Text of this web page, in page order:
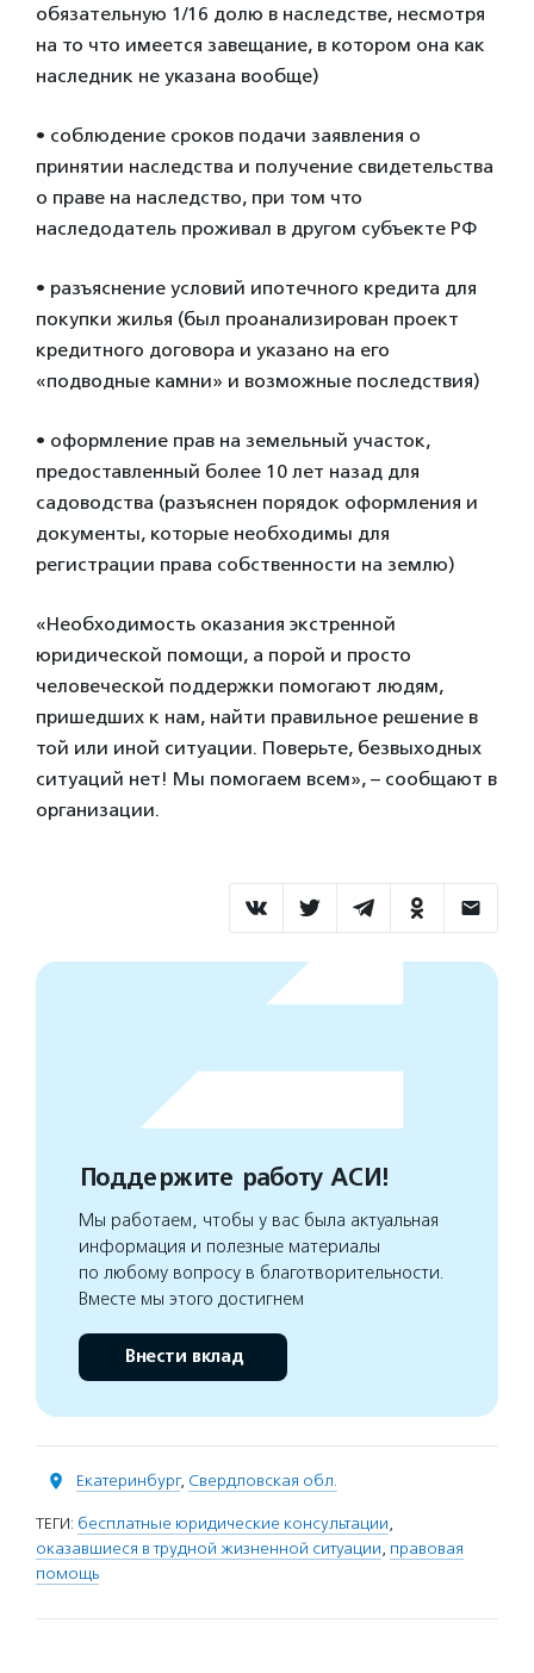
обязательную 1/16 долю в наследстве, несмотря
на то что имеется завещание, в котором она как
наследник не указана вообще)
• соблюдение сроков подачи заявления о
принятии наследства и получение свидетельства
о праве на наследство, при том что
наследодатель проживал в другом субъекте РФ
• разъяснение условий ипотечного кредита для
покупки жилья (был проанализирован проект
кредитного договора и указано на его
«подводные камни» и возможные последствия)
• оформление прав на земельный участок,
предоставленный более 10 лет назад для
садоводства (разъяснен порядок оформления и
документы, которые необходимы для
регистрации права собственности на землю)
«Необходимость оказания экстренной
юридической помощи, а порой и просто
человеческой поддержки помогают людям,
пришедших к нам, найти правильное решение в
той или иной ситуации. Поверьте, безвыходных
ситуаций нет! Мы помогаем всем», – сообщают в
организации.
Поддержите работу АСИ!
Мы работаем, чтобы у вас была актуальная
информация и полезные материалы
по любому вопросу в благотворительности.
Вместе мы этого достигнем
Внести вклад
Екатеринбург, Свердловская обл.
ТЕГИ: бесплатные юридические консультации,
оказавшиеся в трудной жизненной ситуации, правовая
помощь